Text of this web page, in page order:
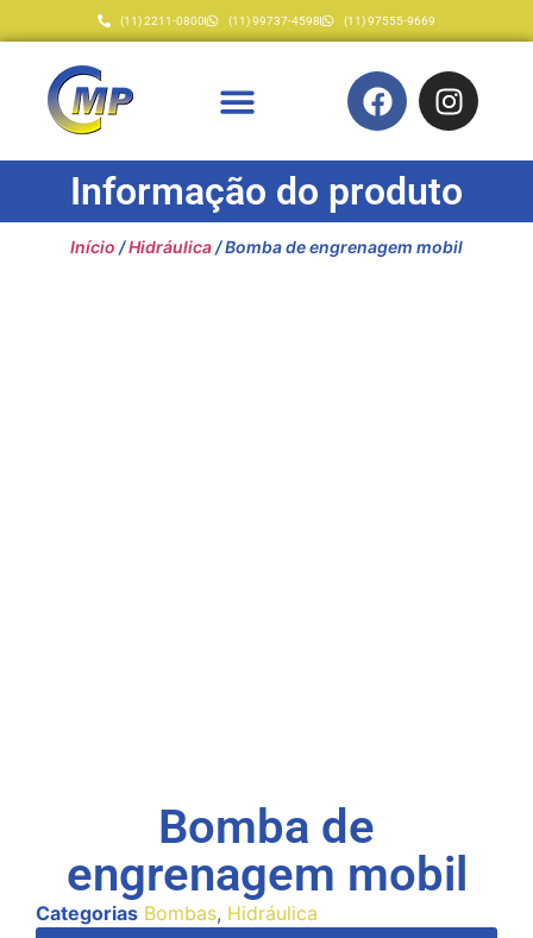
(11) 2211-0800 (11) 99737-4598 (11) 97555-9669
Informação do produto
Início /Hidráulica/ Bomba de engrenagem mobil
Bomba de
engrenagem mobil
Categorias Bombas, Hidráulica